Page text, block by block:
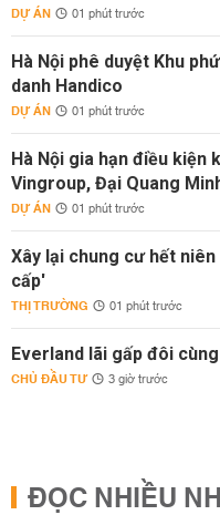
DỰ ÁN 01 phút trước
Hà Nội phê duyệt Khu
danh Handico
DỰ ÁN 01 phút trước
Hà Nội gia hạn điều kiện
Vingroup, Đại Quang
DỰ ÁN 01 phút trước
Xây lại chung cư hết
cấp'
THỊ TRƯỜNG 01 phút trước
Everland lãi gấp đôi
CHỦ ĐẦU TƯ 3 giờ trước
ĐỌC NHIỀU